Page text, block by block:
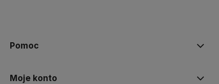
Pomoc
Moje konto